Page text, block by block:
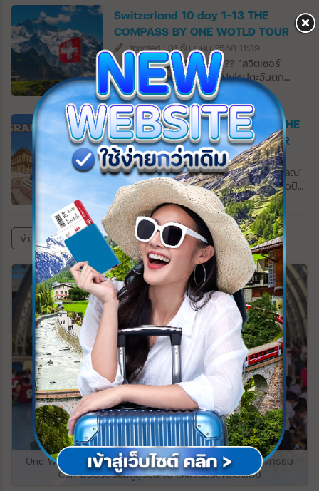
เทือกเขาคอเคซัส (Greater Caucasus) มี
อาณาเขตติดต่อกับรัสเซียทางเหนือและตะวัน
ออกเฉียงเหนือ ทางตะวันออกและตะวันออก
เฉียงใต้ติดอาเซอร์ไบจาน ทางใต้ติดอาร์เมเนีย
และตุรกี และทางตะวันตกติดทะเลดำ รากเหง้า
ของชาวจอร์เจียแผ่ขยายลึกลงไปใน
ประวัติศาสตร์ มรดกทางวัฒนธรรมของพวก
เขามีความเก่าแก่และมั่งคั่งเท่าเทียมกัน ในช่วง
ยุคกลาง อาณาจักรจอร์เจียอันทรงพลังได้
ดำรงอยู่ สูงถึงระดับสูงสุดระหว่างศตวรรษที่
10 ถึง 13 หลังจากการปกครองของตุรกีและ
เปอร์เซียมาเป็นเวลานาน จอร์เจียก็ถูกผนวก
โดยจักรวรรดิรัสเซียในศตวรรษที่ 19 จอร์เจีย
เป็นรัฐอิสระระหว่างปี 1918 ถึง 1921 เมื่อรวม
เข้ากับสหภาพโซเวียต ในปี 1963 จนกระทั่ง
การล่มสลายของสหภาพโซเวียต ในช่วงยุค
โซเวียต เศรษฐกิจจอร์เจียนมีความทันสมัยและ
มีความหลากหลาย จอร์เจียเป็นสาธารณรัฐที่มี
แนวคิดเรื่องเอกราชมากที่สุดแห่งหนึ่ง จอร์เจีย
ประกาศอำนาจอธิปไตยเมื่อวันที่ 19
พฤศจิกายน 1989 และได้รับเอกราชเมื่อวันที่ 9
เมษายน 1991 ทศวรรษ 1990 เป็นช่วงเวลา
ของความไม่มั่นคงและความไม่สงบในจอร์เจีย
เนื่องจากรัฐบาลหลังประกาศอิสรภาพชุดแรก
ถูกโค่นล้ม และขบวนการแบ่งแยกดินแดนได้เกิด
ขึ้นในเซาท์ออสซีเชียและอับคาเซีย (South
Ossetia and Abkhazia) ภูมิประเทศของ
จอร์เจียส่วนใหญ่เป็นภูเขา และมากกว่าหนึ่งใน
สามปกคลุมด้วยป่าไม้ จอร์เจียมีภูมิประเทศ
หลากหลายที่น่าทึ่ง ตั้งแต่ชายฝั่งทะเลดำกึ่งเขต
ร้อน ไปจนถึงน้ำแข็งและหิมะที่แนวยอดของ
เทือกเขาคอเคซัส ความแตกต่างดังกล่าวทำให้
พื้นที่ค่อนข้างเล็กของประเทศมีความน่าสนใจ
มากยิ่งขึ้น ภูมิประเทศที่เป็นภูเขาของจอร์เจีย
อาจแบ่งออกเป็นสามแบบ ทั้งหมดทอดยาวจาก
ทิศตะวันออกไปยังทิศตะวันตก ทางทิศเหนือ
เราสามารถเห็นแสงอาทิตย์ได้ 24 ชั่วโมง และจะ
ออกมาจากขอบฟ้าเพื่อมาทักทายกับผู้คนแค่
ไม่กี่ชั่วโมงในฤดูหนาว ไอซ์แลนด์ตั้งอยู่ใน
มหาสมุทรแอตแลนติกเหนือก่อตั้งขึ้นเมื่อ
1,000 ปีก่อนในช่วงยุคแห่งการสำรวจและตั้ง
ถิ่นฐานของพวกไวกิ้ง เป็นดินแดนที่มีความ
แตกต่างอย่างชัดเจนของสภาพภูมิอากาศ
ภูมิศาสตร์และวัฒนธรรม ธารน้ำแข็งที่ใหญ่
ที่สุดในยุโรปส่องประกายระยิบระยับอย่าง
Vatna Glacier (Vatnajökull) ที่พาดผ่าน
เทือกเขาที่สวยงาม น้ำพุร้อนที่อุดมสมบูรณ์ให้
ความอบอุ่นแก่บ้านเรือน และกระแสน้ำนอก
ชายฝั่งกัลฟ์สตรีมให้สภาพอากาศที่อบอุ่นให้กับ
ผู้คนอาศัยอยู่ทางตอนเหนือสุดของโลก
ภูเขาไฟอีกประะมาณ 130 แห่งซึ่งส่งผลโดยตรง
ต่อลักษณะที่เปลี่ยนแปลงตลอดเวลาของสภาพ
แวดล้อมทางธรรมชาติ ไอซ์แลนด์ยังเป็นที่ตั้ง
ของหลุมอุกกาบาตหลายแห่ง โดยเฉพาะในเขต
ภูเขาไฟตะวันตกที่บางแห่งได้กลายเป็นแหล่ง
ท่องเที่ยวยอดนิยมของนักเดินทางจากทั่วทุก
มุมโลกในปี 2010 การปะทุเล็กน้อยที่ภูเขาไฟ
‘เอยาฟยาตลาเยอคุตล์’ (Eyjafjallajökull) ทำให้
การเดินทางทางอากาศทั่วยุโรปและ
อเมริกาเหนือหยุดชะงักเนื่องจากเถ้าภูเขาไฟ
จำนวนมากที่พ่นออกมาเป็นเวลาถึงหกวัน
Switzerland 10 day 1-13 THE
COMPASS BY ONE WOTLD TOUR
Updated : 01 ธันวาคม 2568 11:39
Switzerland 10 วัน #1?? ️“สวิตเซอร์
แลนด์” ประเทศเล็กๆ ในทวีปยุโรปตะวันตก
พื้นที่ส่วนใหญ่ของประเทศนั้นอยู่บนเทือกเขาแอ
ลป์ เทือกเขาที่ใหญ่สุดของทวีปยุโรปที่มีความ
หลากหลายทางภูมิประเทศ ทั้งยอดเขาสูง ทุ่ง
หญ้า น้ำตก “การ์เซีย” “Glacier” หรือธารน้ำ
แข็งที่แทรกตัวอยู่ตามภูเขาสูง รวมทั้งหมู่บ้าน
ชนบทที่กระจายตัวอยู่ทั่วไปตามเนินเขา ผู้คนที่
เป็นมิตร การเดินทางที่สะดวกสบาย ไม่แปลกใจ
เลยที่นักเดินทางหลายคนต่างตกหลุมรัก
ประเทศนี้… เราเริ่มต้นเที่ยวรายการนี้จากเมือง
ทิราโน่ ซึ่งตั้งอยู่ทางตอนเหนือทางของแคว้น
ลอมบาร์เดีย ประเทศอิตาลี ที่เวลาเพียงเล็ก
น้อยเพียงพอสำหรับการเดินเล่น เมืองเล็กๆ ที่
เงียบสงบแห่งนี้มีแม่น้ำแอดด้าสายน้อยไหลผ่าน
กลางเมืองเป็นที่ตั้งของวิหารพระแม่มารี วิหาร
สไตล์เรอเนสซองส์ที่สร้างในปี 1505 ซึ่งเป็น
ศาสนสถานที่สำคัญของเมือง…ทิราโน่อาจจะ
ไม่มีอะไรที่โดดเด่น แต่ทิราโน่คือจุดเริ่มต้นของ
เส้นทางรถไฟที่งดงามที่สุดแห่งหนึ่งในยุโรปนั่น
คือรถไฟสาย “Bernina Express” ที่เราจะนั่ง
เพื่อเดินทางข้ามเทือกเขาอัลไพน์สู่ประเทศ
สวิสเซอร์แลนด์กันครับ
GRAND GERMANY 11 DAY 1-18 THE
COMPASS BY ONE WORLD TOUR
Updated : 01 ธันวาคม 2568 11:35
Grand Germany 11 วัน 16 เมือง ‘โคโลญ’
เมืองใหญ่ที่สุดที่อยู่ริมฝั่งแม่น้ำไรน์ สร้างเมื่อปี
51 ในสมัยจักรพรรดิ์เคลาดิอุสแห่งอาณาจักร
โรมัน โคโลญก็ไม่ต่างจากเมืองอื่นๆในเยอรมันที่
โดนผลกระทบจากสงครามโลกครั้งที่ 2 อาคาร
สิ่งก่อสร้างต่างๆได้รับความเสียหายทั้งเมือง มี
เพียง ’มหาวิหารโคโลญ’ ที่ยังตั้งเด่นเป็นสง่า
ท่ามกลางกองซากปรักหักพังของอาคารบ้าน
เรือน วิหารคาธอลิกแห่งนี้ใช้เวลาก่อสร้างถึง
632 ปี (1248-1880) ในแบบสถาปัตยกรรมกอ
ธิค และได้รับการขึ้นทะเบียนเป็นมรดกโลกทาง
วัฒนธรรมในปี 1996 อีกหนึ่งกิจกรรมที่ไม่ควร
พลาดเมื่อมาเที่ยวเยอรมันคือการล่องเรือชม
บรรยากาศของแม่น้ำไรน์…เราเริ่มล่องเรือจาก
เมืองเล็กๆ ที่ชื่อ ‘เซนต์กอร์’ สู่เมือง ‘บ๊อบพาร์
ด’ ผ่านหมู่บ้าน และไร่องุ่นที่เรียงรายอยู่ทั้งสอง
ฝั่ง ต้นแม่น้ำสายนี้มาจากไหลมาจากเทือกเขา
แอลป์ผ่านหลายประเทศในยุโรป ช่วงที่ไหลผ่าน
เข้ามาในประเทศเยอรมันถือว่าเป็นช่วงที่มี
ความยาวมากที่สุด แม่น้ำไรน์ได้รับการยกย่อง
เป็นแม่น้ำที มีความสําคัญในยุโรมาตั้งแต่สมัย
จักรวรรดิโรมันในเรื่องของการขนส่งสินค้า
และยังเป็นยุทธศาสตร์สำคัญในการทำสงคราม
ซึ่งเราจะเห็นได้จากการที่มีป้อมปราการและ
ข่าวสารและบทความทั้งหมด
One World Tour & Travel ร่วมกับ Qatar Airways จัดกิจกรรม
CSR มอบรอยยิ้มสู่ชุมชน ณ โรงเรียนวัดคลองเตย